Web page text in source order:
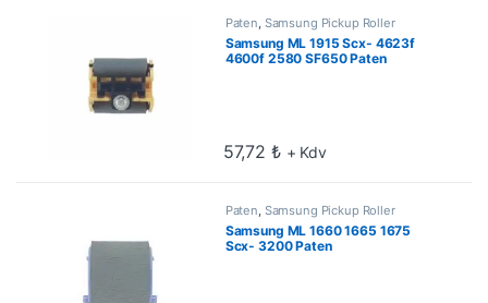
Paten Samsung Pickup Roller
Samsung ML 1915 Scx- 4623f
4600f 2580 SF650 Paten
57,72 ₺ + Kdv
Paten, Samsung Pickup Roller
Samsung ML 1660 1665 1675
Scx- 3200 Paten